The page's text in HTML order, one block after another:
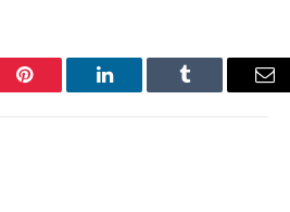
Pinterest LinkedIn Tumblr
E-